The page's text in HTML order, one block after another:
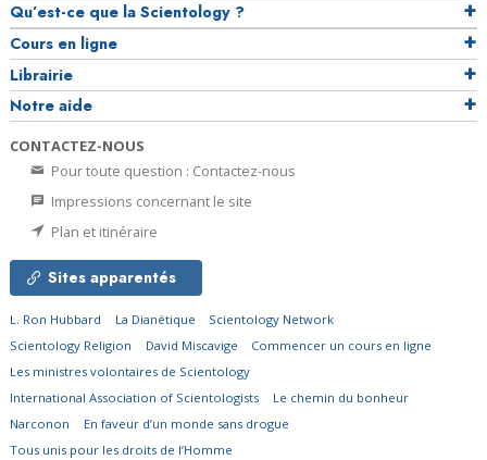
Qu’est-ce que la Scientology ?
Cours en ligne
Librairie
Notre aide
CONTACTEZ-NOUS
Pour toute question : Contactez-nous
Impressions concernant le site
Plan et itinéraire
Sites apparentés
L. Ron Hubbard La Dianétique
Scientology Network
Scientology Religion
David Miscavige
Commencer un cours en ligne
Les ministres volontaires de Scientology
International Association of Scientologists
Le chemin du bonheur
Narconon
En faveur d’un monde sans drogue
Tous unis pour les droits de l’Homme